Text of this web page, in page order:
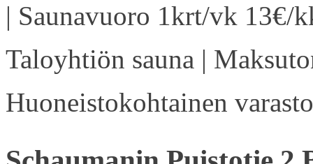
| Saunavuoro 1krt/vk 13€/
Taloyhtiön sauna |
Huoneistokohtainen